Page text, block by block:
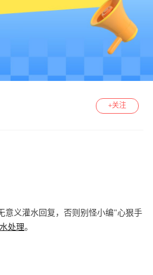
+关注
意义灌水回复，否则别怪小编"心狠手
处理。